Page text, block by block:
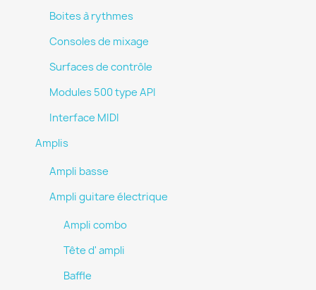
Boites à rythmes
Consoles de mixage
Surfaces de contrôle
Modules 500 type API
Interface MIDI
Amplis
Ampli basse
Ampli guitare électrique
Ampli combo
Tête d' ampli
Baffle